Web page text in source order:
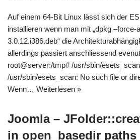
Auf einem 64-Bit Linux lässt sich der
installieren wenn man mit „dpkg
3.0.12.i386.deb“ die
allerdings passiert anschliessend
root@server:/tmp# /usr/sbin/
/usr/sbin/esets_scan: No such file or
Wenn… Weiterlesen »
Joomla –
in open_basedir paths